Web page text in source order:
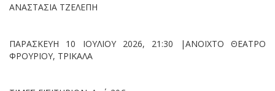
ΑΝΑΣΤΑΣΙΑ ΤΖΕΛΕΠΗ
ΠΑΡΑΣΚΕΥΗ 10 ΙΟΥΛΙΟΥ 2026, 21:30 |ΑΝΟΙΧΤΟ ΘΕΑΤΡΟ
ΦΡΟΥΡΙΟΥ, ΤΡΙΚΑΛΑ